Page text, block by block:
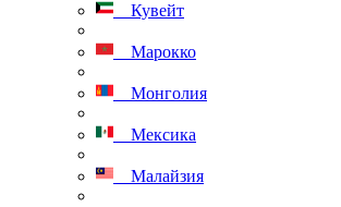
Кувейт
Марокко
Монголия
Мексика
Малайзия